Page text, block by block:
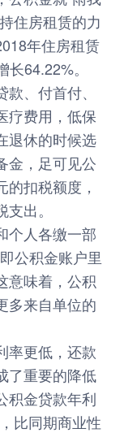
住房租赁的力
年住房租赁
64.22%。
、付首付、
疗费用，低保
退休的时候选
金，足可见公
扣税额度，
出。
人各缴一部
公积金账户里
意味着，公积
多来自单位的
更低，还款
了重要的降低
积金贷款年利
比同期商业性